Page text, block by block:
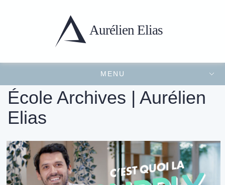
Aurélien Elias
MENU
FERMER LE MENU
Portfolio
Présentation
Projets récents
Contact
École Archives | Aurélien
Elias